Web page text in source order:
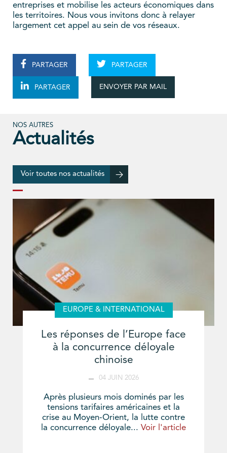
entreprises et mobilise les acteurs économiques dans
les territoires. Nous vous invitons donc à relayer
largement cet appel au sein de vos réseaux.
PARTAGER PARTAGER
PARTAGER ENVOYER PAR MAIL
NOS AUTRES
Actualités
Voir toutes nos actualités
EUROPE & INTERNATIONAL
Les réponses de l’Europe face
à la concurrence déloyale
chinoise
04 JUIN 2026
Après plusieurs mois dominés par les
tensions tarifaires américaines et la
crise au Moyen-Orient, la lutte contre
la concurrence déloyale... Voir l'article